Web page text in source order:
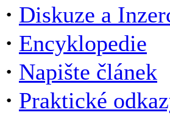
· Diskuze a
· Encyklopedie
· Napište článek
· Praktické